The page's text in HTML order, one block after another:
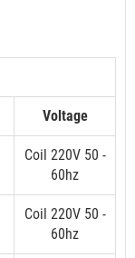
Voltage
Coil 220V 50 -
60hz
Coil 220V 50 -
60hz